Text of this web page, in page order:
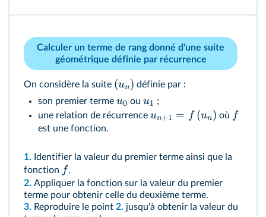
Calculer un terme de rang donné d'une suite
géométrique définie par récurrence
On considère la suite (un) définie par :
son premier terme u0 ou u1 ;
une relation de récurrence un+1 = f (un) où f
est une fonction.
1. Identifier la valeur du premier terme ainsi que la
fonction f.
2. Appliquer la fonction sur la valeur du premier
terme pour obtenir celle du deuxième terme.
3. Reproduire le point 2. jusqu'à obtenir la valeur du